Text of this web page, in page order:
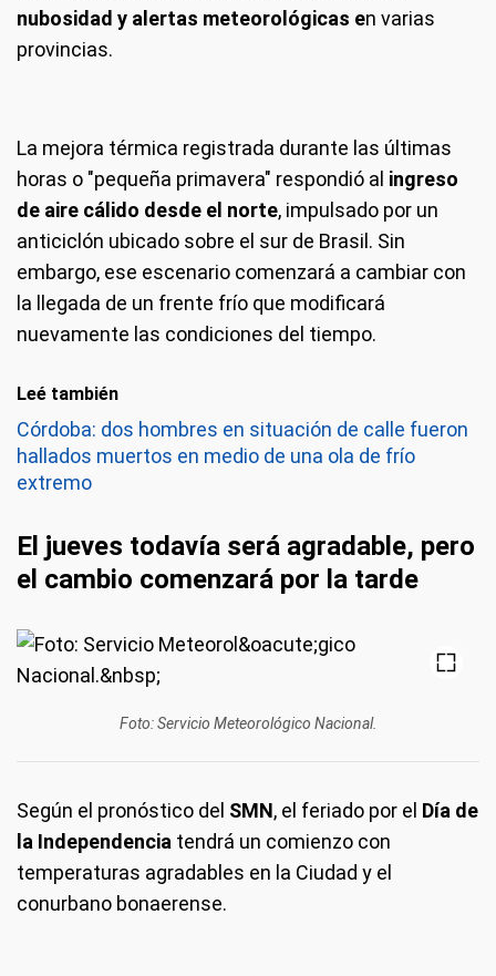
nubosidad y alertas meteorológicas en varias
provincias.
La mejora térmica registrada durante las últimas
horas o "pequeña primavera" respondió al ingreso
de aire cálido desde el norte, impulsado por un
anticiclón ubicado sobre el sur de Brasil. Sin
embargo, ese escenario comenzará a cambiar con
la llegada de un frente frío que modificará
nuevamente las condiciones del tiempo.
Leé también
Córdoba: dos hombres en situación de calle fueron
hallados muertos en medio de una ola de frío
extremo
El jueves todavía será agradable, pero
el cambio comenzará por la tarde
Foto: Servicio Meteorológico Nacional.
Según el pronóstico del SMN, el feriado por el Día de
la Independencia tendrá un comienzo con
temperaturas agradables en la Ciudad y el
conurbano bonaerense.